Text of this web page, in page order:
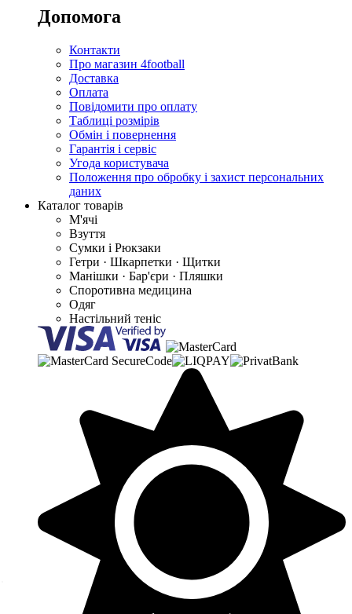
Допомога
Контакти
Про магазин 4football
Доставка
Оплата
Повідомити про оплату
Таблиці розмірів
Обмін і повернення
Гарантія і сервіс
Угода користувача
Положення про обробку і захист персональних
даних
Каталог товарів
М'ячі
Взуття
Сумки і Рюкзаки
Гетри · Шкарпетки · Щитки
Манішки · Бар'єри · Пляшки
Споротивна медицина
Одяг
Настільний теніс